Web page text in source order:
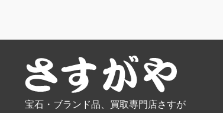
宝石・ブランド品、買取専門店さすが